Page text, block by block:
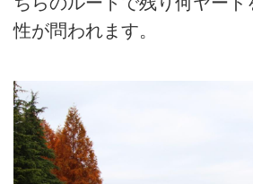
性が問われます。